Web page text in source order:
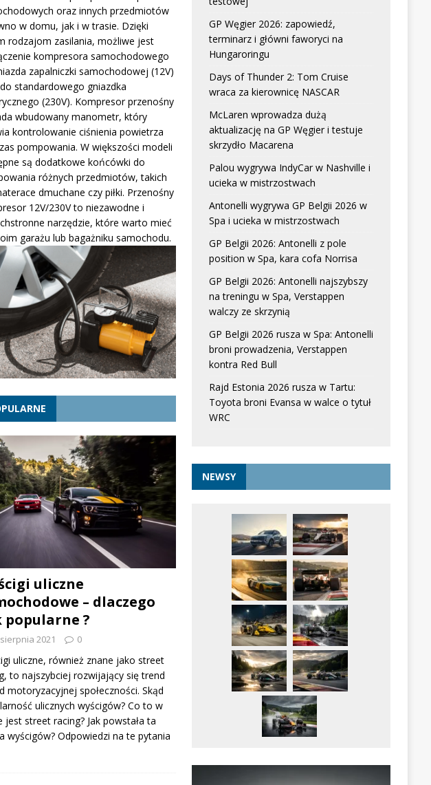
WIADOMOŚCI
z jazdy testowej
oraz innych przedmiotów
w domu, jak i w trasie. Dzięki
rodzajom zasilania, możliwe jest
kompresora samochodowego
zapalniczki samochodowej (12V)
standardowego gniazdka
(230V). Kompresor przenośny
wbudowany manometr, który
kontrolowanie ciśnienia powietrza
pompowania. W większości modeli
są dodatkowe końcówki do
różnych przedmiotów, takich
dmuchane czy piłki. Przenośny
12V/230V to niezawodne i
narzędzie, które warto mieć
garażu lub bagażniku samochodu.
uliczne
– dlaczego
popularne ?
2021 0
uliczne, również znane jako street
to najszybciej rozwijający się trend
motoryzacyjnej społeczności. Skąd
ulicznych wyścigów? Co to w
jest street racing? Jak powstała ta
wyścigów? Odpowiedzi na te pytania
GP Węgier 2026: zapowiedź,
terminarz i główni faworyci na
Hungaroringu
Days of Thunder 2: Tom Cruise
wraca za kierownicę NASCAR
McLaren wprowadza dużą
aktualizację na GP Węgier i testuje
skrzydło Macarena
Palou wygrywa IndyCar w Nashville i
ucieka w mistrzostwach
Antonelli wygrywa GP Belgii 2026 w
Spa i ucieka w mistrzostwach
GP Belgii 2026: Antonelli z pole
position w Spa, kara cofa Norrisa
GP Belgii 2026: Antonelli najszybszy
na treningu w Spa, Verstappen
walczy ze skrzynią
GP Belgii 2026 rusza w Spa: Antonelli
broni prowadzenia, Verstappen
kontra Red Bull
Rajd Estonia 2026 rusza w Tartu:
Toyota broni Evansa w walce o tytuł
WRC
NEWSY